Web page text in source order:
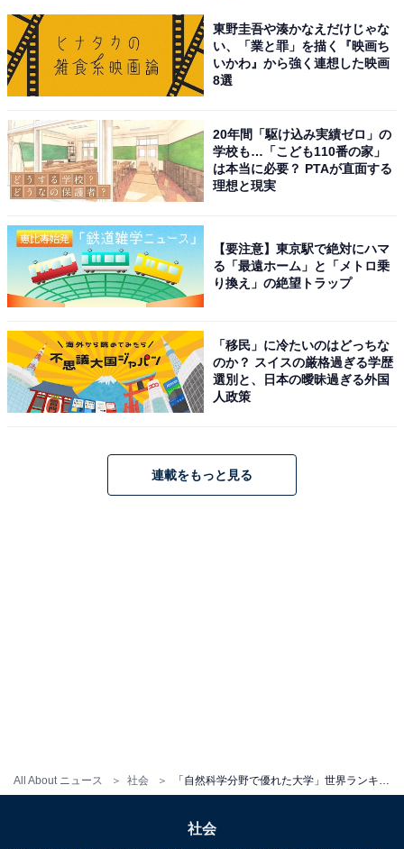
All About ニュース 社会
東野圭吾や湊かなえだけじゃな
い、「業と罪」を描く『映画ち
いかわ』から強く連想した映画
8選
20年間「駆け込み実績ゼロ」の
学校も…「こども110番の家」
は本当に必要？ PTAが直面する
理想と現実
【要注意】東京駅で絶対にハマ
る「最遠ホーム」と「メトロ乗
り換え」の絶望トラップ
「移民」に冷たいのはどっちな
のか？ スイスの厳格過ぎる学歴
選別と、日本の曖昧過ぎる外国
人政策
連載をもっと見る
社会